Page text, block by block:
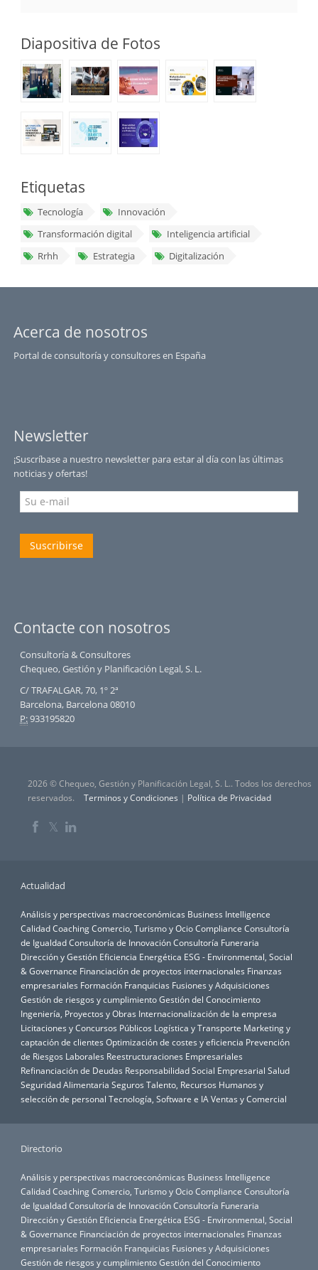
Diapositiva de Fotos
Etiquetas
Tecnología
Innovación
Transformación digital
Inteligencia artificial
Rrhh
Estrategia Digitalización
Acerca de nosotros
Portal de consultoría y consultores en España
Newsletter
¡Suscríbase a nuestro newsletter para estar al día con las últimas
noticias y ofertas!
Suscribirse
Contacte con nosotros
Consultoría & Consultores
Chequeo, Gestión y Planificación Legal, S. L.
C/ TRAFALGAR, 70, 1º 2ª
Barcelona, Barcelona 08010
P:933195820
2026 © Chequeo, Gestión y Planificación Legal, S. L.. Todos los derechos
reservados.
Terminos y Condiciones | Política de Privacidad
𝕏
Actualidad
Análisis y perspectivas macroeconómicas Business Intelligence
CalidadCoachingComercio, Turismo y OcioCompliance Consultoría
de IgualdadConsultoría de InnovaciónConsultoría Funeraria
Dirección y Gestión Eficiencia Energética ESG - Environmental, Social
& Governance Financiación de proyectos internacionales Finanzas
empresariales Formación Franquicias Fusiones y Adquisiciones
Gestión de riesgos y cumplimientoGestión del Conocimiento
Ingeniería, Proyectos y Obras Internacionalización de la empresa
Licitaciones y Concursos Públicos Logística y Transporte Marketing y
captación de clientes Optimización de costes y eficiencia Prevención
de Riesgos Laborales Reestructuraciones Empresariales
Refinanciación de Deudas Responsabilidad Social Empresarial Salud
Seguridad Alimentaria Seguros Talento, Recursos Humanos y
selección de personal Tecnología, Software e IA Ventas y Comercial
Directorio
Análisis y perspectivas macroeconómicas Business Intelligence
CalidadCoachingComercio, Turismo y OcioCompliance Consultoría
de IgualdadConsultoría de InnovaciónConsultoría Funeraria
Dirección y Gestión Eficiencia Energética ESG - Environmental, Social
& Governance Financiación de proyectos internacionales Finanzas
empresariales Formación Franquicias Fusiones y Adquisiciones
Gestión de riesgos y cumplimientoGestión del Conocimiento